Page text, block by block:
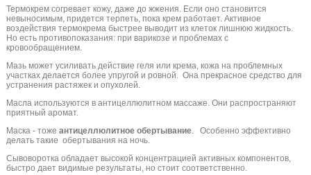
Термокрем согревает кожу, даже до жжения. Если оно становится
невыносимым, придется терпеть, пока крем работает. Активное
воздействия термокрема быстрее выводит из клеток лишнюю жидкость.
Но есть противопоказания: при варикозе и проблемах с
кровообращением.
Мазь может усиливать действие геля или крема, кожа на проблемных
участках делается более упругой и ровной. Она прекрасное средство для
устранения растяжек и опухолей.
Масла используются в антицеллюлитном массаже. Они распространяют
приятный аромат.
Маска - тоже антицеллюлитное обертывание. Особенно эффективно
делать такие обертывания на ночь.
Сывоворотка обладает высокой концентрацией активных компонентов,
быстро дает видимые результаты, но стоит соответственно.